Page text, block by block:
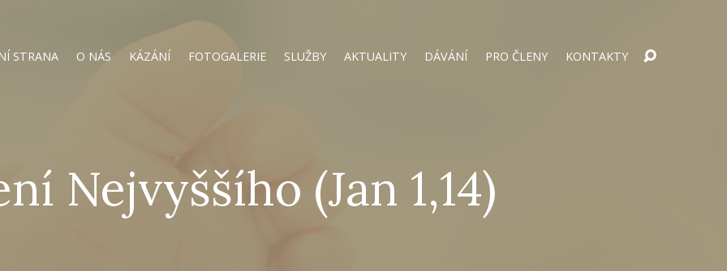
STRANA O NÁS KÁZÁNÍ FOTOGALERIE SLUŽBY AKTUALITY DÁVÁNÍ PRO ČLENY KONTAKTY
Nejvyššího (Jan 1,14)